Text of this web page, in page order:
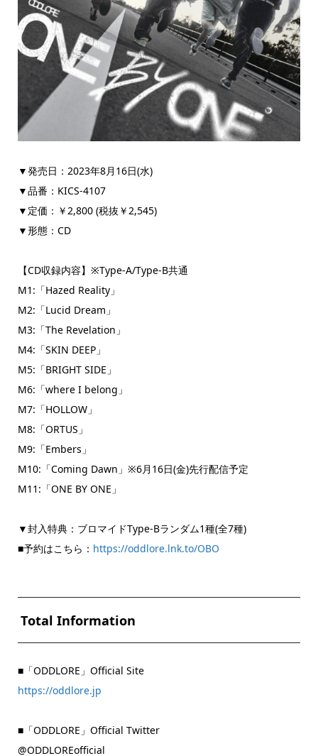
▼発売日：2023年8月16日(水)
▼品番：KICS-4107
▼定価：￥2,800 (税抜￥2,545)
▼形態：CD
【CD収録内容】※Type-A/Type-B共通
M1:「Hazed Reality」
M2:「Lucid Dream」
M3:「The Revelation」
M4:「SKIN DEEP」
M5:「BRIGHT SIDE」
M6:「where I belong」
M7:「HOLLOW」
M8:「ORTUS」
M9:「Embers」
M10:「Coming Dawn」※6月16日(金)先行配信予定
M11:「ONE BY ONE」
▼封入特典：ブロマイドType-Bランダム1種(全7種)
■予約はこちら： https://oddlore.lnk.to/OBO
Total Information
■「ODDLORE」Official Site
https://oddlore.jp
■「ODDLORE」Official Twitter
@ODDLOREofficial